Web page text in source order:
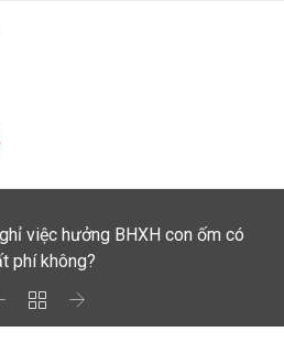
việc hưởng BHXH con ốm có
phí không?
 